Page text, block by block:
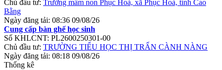
Chủ đầu tư: Trường mầm non Phục Hoà, xã Phục Hoà, tỉnh Cao
Bằng
Ngày đăng tải: 08:36 09/08/26
Cung cấp bàn ghế học sinh
Số KHLCNT: PL2600250301-00
Chủ đầu tư: TRƯỜNG TIỂU HỌC THỊ TRẤN CÀNH NÀNG
Ngày đăng tải: 08:18 09/08/26
Thống kê